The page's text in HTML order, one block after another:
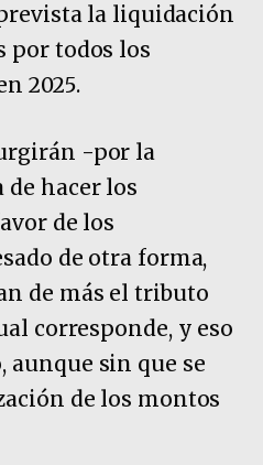
la liquidación
por todos los
2025.
-por la
de hacer los
de los
de otra forma,
de más el tributo
corresponde, y eso
aunque sin que se
de los montos